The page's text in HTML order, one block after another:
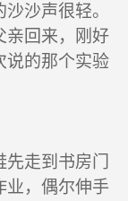
沙声很轻。
亲回来，刚好
说的那个实验
走到书房门
业，偶尔伸手